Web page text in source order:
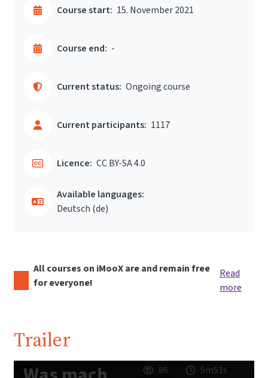
Course start: 15. November 2021
Course end: -
Current status: Ongoing course
Current participants: 1117
Licence: CC BY-SA 4.0
Available languages:
Deutsch ‎(de)‎
All courses on iMooX are and remain free
for everyone!
Read
more
Trailer
86 5m51s